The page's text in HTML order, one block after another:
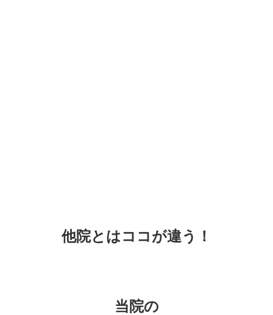
他院とはココが違う！
当院の